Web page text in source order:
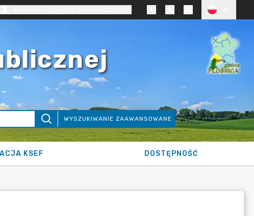
WYSZUKIWANIE ZAAWANSOWANE
KSEF DOSTĘPNOŚĆ